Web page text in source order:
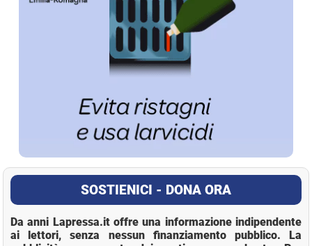
SOSTIENICI - DONA ORA
Da anni Lapressa.it offre una informazione indipendente
ai lettori, senza nessun finanziamento pubblico. La